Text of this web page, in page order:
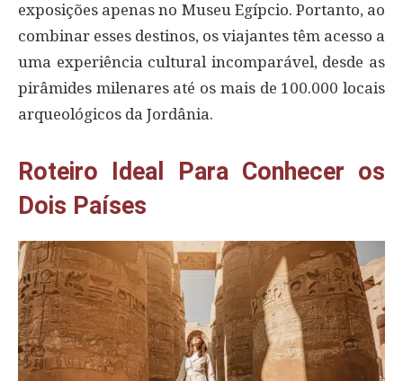
exposições apenas no Museu Egípcio. Portanto, ao
combinar esses destinos, os viajantes têm acesso a
uma experiência cultural incomparável, desde as
pirâmides milenares até os mais de 100.000 locais
arqueológicos da Jordânia.
Roteiro Ideal Para Conhecer os
Dois Países